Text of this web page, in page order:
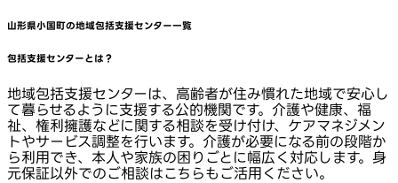
山形県小国町の地域包括支援センター一覧
包括支援センターとは？
地域包括支援センターは、高齢者が住み慣れた地域で安心し
て暮らせるように支援する公的機関です。介護や健康、福
祉、権利擁護などに関する相談を受け付け、ケアマネジメン
トやサービス調整を行います。介護が必要になる前の段階か
ら利用でき、本人や家族の困りごとに幅広く対応します。身
元保証以外でのご相談はこちらもご活用ください。